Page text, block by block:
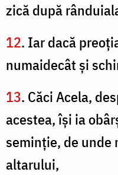
zică după
12. Iar dacă
numaidecât şi
13. Căci Acela,
acestea, îşi ia
seminţie, de
altarului,